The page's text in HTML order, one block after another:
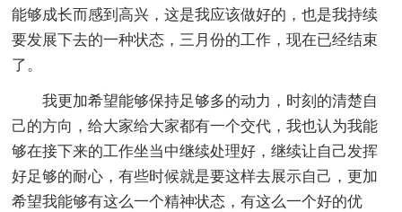
能够成长而感到高兴，这是我应该做好的，也是我持续
要发展下去的一种状态，三月份的工作，现在已经结束
了。
我更加希望能够保持足够多的动力，时刻的清楚自
己的方向，给大家给大家都有一个交代，我也认为我能
够在接下来的工作坐当中继续处理好，继续让自己发挥
好足够的耐心，有些时候就是要这样去展示自己，更加
希望我能够有这么一个精神状态，有这么一个好的优